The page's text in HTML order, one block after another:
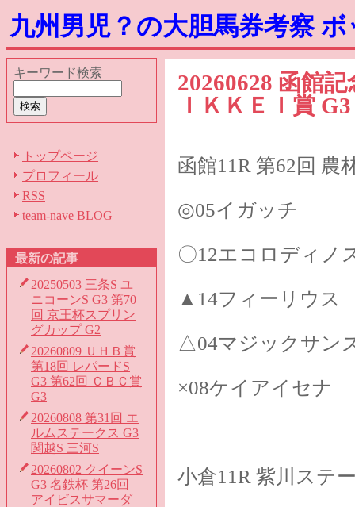
九州男児？の大胆馬券考察
キーワード検索
トップページ
プロフィール
RSS
team-nave BLOG
最新の記事
20250503 三条S ユ
ニコーンS G3 第70
回 京王杯スプリン
グカップ G2
20260809 ＵＨＢ賞
第18回 レパードS
G3 第62回 ＣＢＣ賞
G3
20260808 第31回 エ
ルムステークス G3
関越S 三河S
20260802 クイーンS
G3 名鉄杯 第26回
アイビスサマーダ
20260628 函館
ＩＫＫＥＩ賞 G3
函館11R 第62回
◎05イガッチ
〇12エコロディノ
▲14フィーリウス
△04マジックサン
×08ケイアイセナ
小倉11R 紫川ステ